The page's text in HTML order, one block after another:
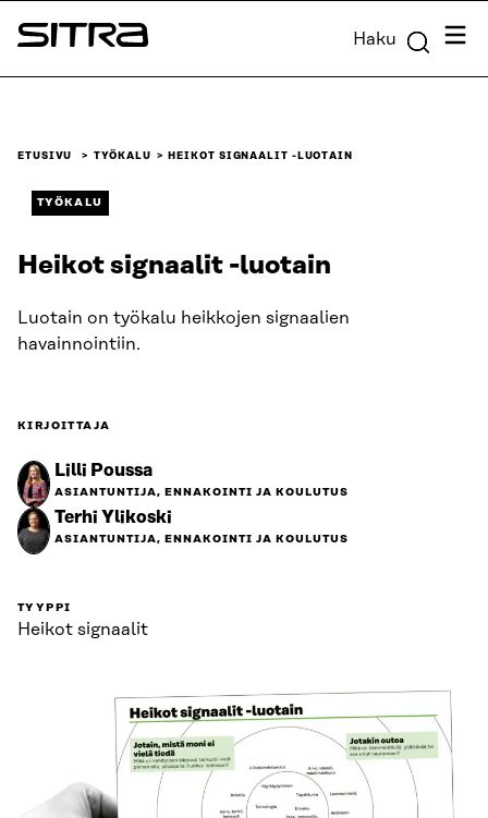
Siirry
suoraan
Sitra Haku
ETUSIVU TYÖKALU HEIKOT SIGNAALIT -LUOTAIN
TYÖKALU
Heikot signaalit -luotain
Luotain on työkalu heikkojen signaalien
havainnointiin.
KIRJOITTAJA
Lilli Poussa
ASIANTUNTIJA, ENNAKOINTI JA KOULUTUS
Terhi Ylikoski
ASIANTUNTIJA, ENNAKOINTI JA KOULUTUS
TYYPPI
Heikot signaalit